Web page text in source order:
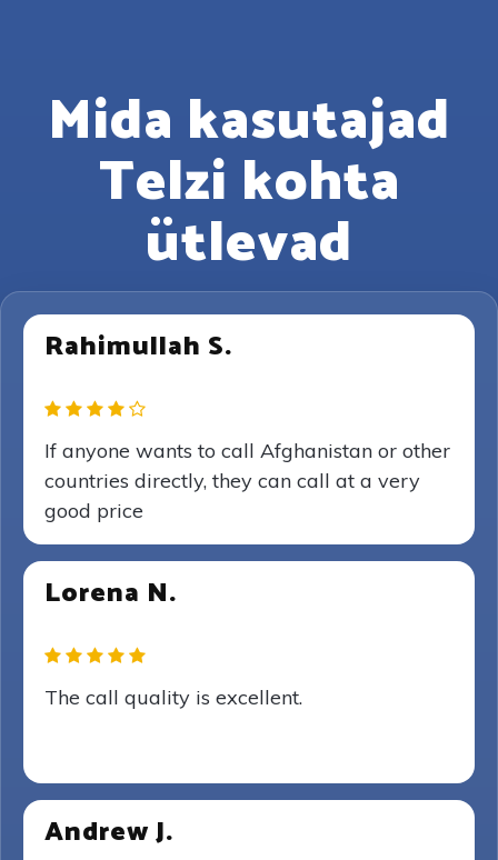
Mida kasutajad
Telzi kohta
ütlevad
Rahimullah S.
If anyone wants to call Afghanistan or other
countries directly, they can call at a very
good price
Lorena N.
The call quality is excellent.
Andrew J.